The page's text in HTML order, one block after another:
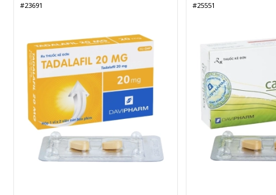
#23691 #25551